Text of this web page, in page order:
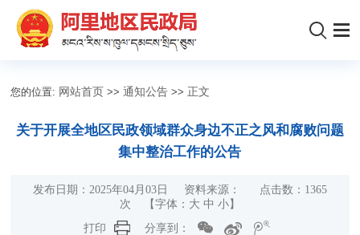
您的位置: 网站首页 >>通知公告 >> 正文
关于开展全地区民政领域群众身边不正之风和腐败问题
集中整治工作的公告
发布日期：2025年04月03日 资料来源： 点击数： 1365
次 【字体： 大 中 小】
打印
分享到：